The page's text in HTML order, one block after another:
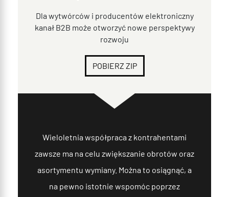
Dla wytwórców i producentów elektroniczny
kanał B2B może otworzyć nowe perspektywy
rozwoju
POBIERZ ZIP
Wieloletnia współpraca z kontrahentami
zawsze ma na celu zwiększanie obrotów oraz
asortymentu wymiany. Można to osiągnąć, a
na pewno istotnie wspomóc poprzez